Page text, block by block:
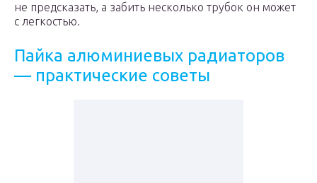
не предсказать, а забить несколько трубок он может
с легкостью.
Пайка алюминиевых радиаторов
— практические советы